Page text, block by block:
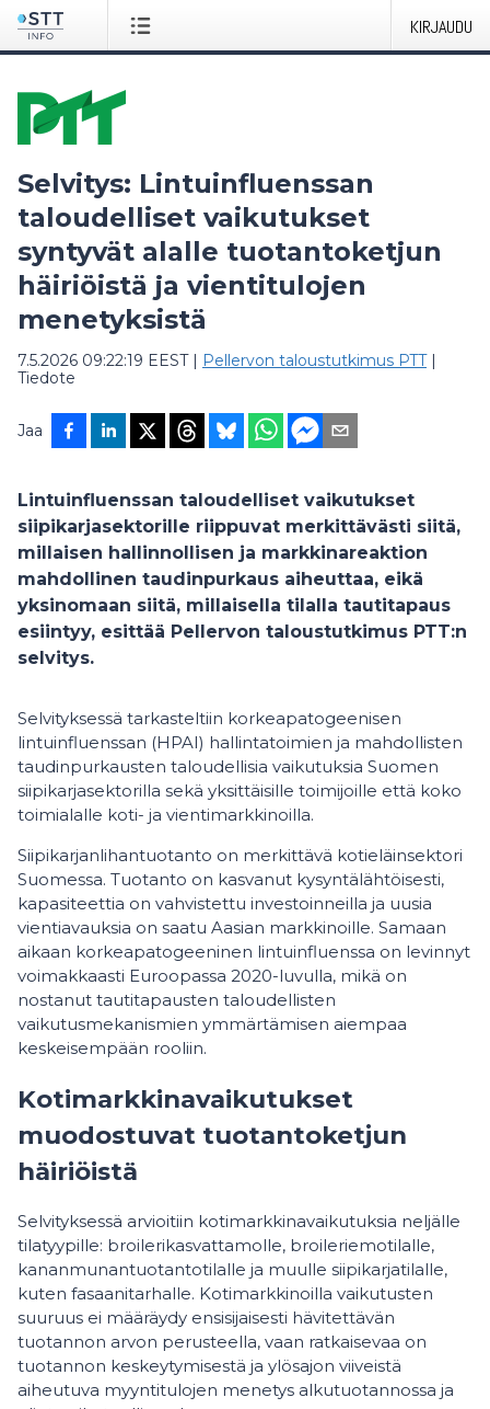
KIRJAUDU
Selvitys: Lintuinfluenssan
taloudelliset vaikutukset
syntyvät alalle tuotantoketjun
häiriöistä ja vientitulojen
menetyksistä
7.5.2026 09:22:19 EEST| Pellervon taloustutkimus PTT |
Tiedote
Jaa
Lintuinfluenssan taloudelliset vaikutukset
siipikarjasektorille riippuvat merkittävästi siitä,
millaisen hallinnollisen ja markkinareaktion
mahdollinen taudinpurkaus aiheuttaa, eikä
yksinomaan siitä, millaisella tilalla tautitapaus
esiintyy, esittää Pellervon taloustutkimus PTT:n
selvitys.
Selvityksessä tarkasteltiin korkeapatogeenisen
lintuinfluenssan (HPAI) hallintatoimien ja mahdollisten
taudinpurkausten taloudellisia vaikutuksia Suomen
siipikarjasektorilla sekä yksittäisille toimijoille että koko
toimialalle koti- ja vientimarkkinoilla.
Siipikarjanlihantuotanto on merkittävä kotieläinsektori
Suomessa. Tuotanto on kasvanut kysyntälähtöisesti,
kapasiteettia on vahvistettu investoinneilla ja uusia
vientiavauksia on saatu Aasian markkinoille. Samaan
aikaan korkeapatogeeninen lintuinfluenssa on levinnyt
voimakkaasti Euroopassa 2020-luvulla, mikä on
nostanut tautitapausten taloudellisten
vaikutusmekanismien ymmärtämisen aiempaa
keskeisempään rooliin.
Kotimarkkinavaikutukset
muodostuvat tuotantoketjun
häiriöistä
Selvityksessä arvioitiin kotimarkkinavaikutuksia neljälle
tilatyypille: broilerikasvattamolle, broileriemotilalle,
kananmunantuotantotilalle ja muulle siipikarjatilalle,
kuten fasaanitarhalle. Kotimarkkinoilla vaikutusten
suuruus ei määräydy ensisijaisesti hävitettävän
tuotannon arvon perusteella, vaan ratkaisevaa on
tuotannon keskeytymisestä ja ylösajon viiveistä
aiheutuva myyntitulojen menetys alkutuotannossa ja